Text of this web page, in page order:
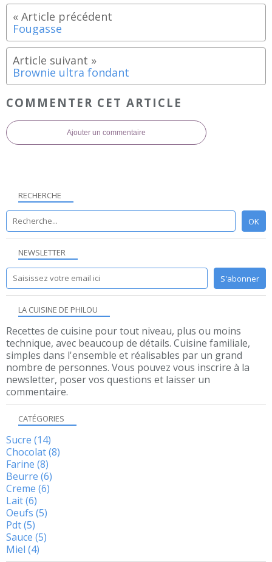
Fougasse
Brownie ultra fondant
COMMENTER CET ARTICLE
Ajouter un commentaire
NEWSLETTER
RECHERCHE
LA CUISINE DE PHILOU
Recettes de cuisine pour tout niveau, plus ou moins
technique, avec beaucoup de détails. Cuisine familiale,
simples dans l'ensemble et réalisables par un grand
nombre de personnes. Vous pouvez vous inscrire à la
newsletter, poser vos questions et laisser un
commentaire.
CATÉGORIES
Sucre (14)
Chocolat(8)
Farine (8)
Beurre (6)
Creme (6)
Lait(6)
Oeufs (5)
Pdt(5)
Sauce (5)
Miel (4)